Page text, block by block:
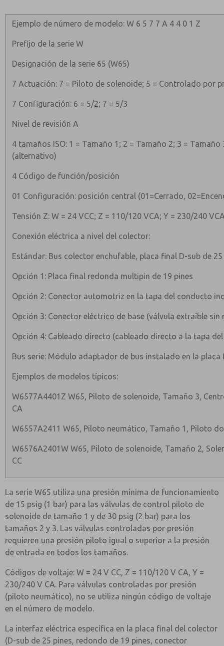
Ejemplo de número de modelo: W 6 5 7 7 A 4 4 0 1 Z
Prefijo de la serie W
Designación de la serie 65 (W65)
7 Actuación: 7 = Piloto de solenoide; 5 = Controlado por
7 Configuración: 6 = 5/2; 7 = 5/3
Nivel de revisión A
4 tamaños ISO: 1 = Tamaño 1; 2 = Tamaño 2; 3 = Tamaño
(alternativo)
4 Código de función/posición
01 Configuración: posición central (01=Cerrado,
Tensión Z: W = 24 VCC; Z = 110/120 VCA; Y = 230/240
Conexión eléctrica a nivel del colector:
Estándar: Bus colector enchufable, placa final D-sub de 25
Opción 1: Placa final redonda multipin de 19 pines
Opción 2: Conector automotriz en la tapa del conducto
Opción 3: Conector eléctrico de base (válvula extraíble sin
Opción 4: Cableado directo (cableado directo a la tapa
Bus serie: Módulo adaptador de bus instalado en la
Ejemplos de modelos típicos:
W6577A4401Z W65, Piloto de solenoide, Tamaño 3,
CA
W6557A2411 W65, Piloto neumático, Tamaño 1, Piloto
W6576A2401W W65, Piloto de solenoide, Tamaño 2,
CC
La serie W65 utiliza una presión mínima de funcionamiento
de 15 psig (1 bar) para las válvulas de control piloto de
solenoide de tamaño 1 y de 30 psig (2 bar) para los
tamaños 2 y 3. Las válvulas controladas por presión
requieren una presión piloto igual o superior a la presión
de entrada en todos los tamaños.
Códigos de voltaje: W = 24 V CC, Z = 110/120 V CA, Y =
230/240 V CA. Para válvulas controladas por presión
(piloto neumático), no se utiliza ningún código de voltaje
en el número de modelo.
La interfaz eléctrica específica en la placa final del colector
(D-sub de 25 pines, redondo de 19 pines, conector